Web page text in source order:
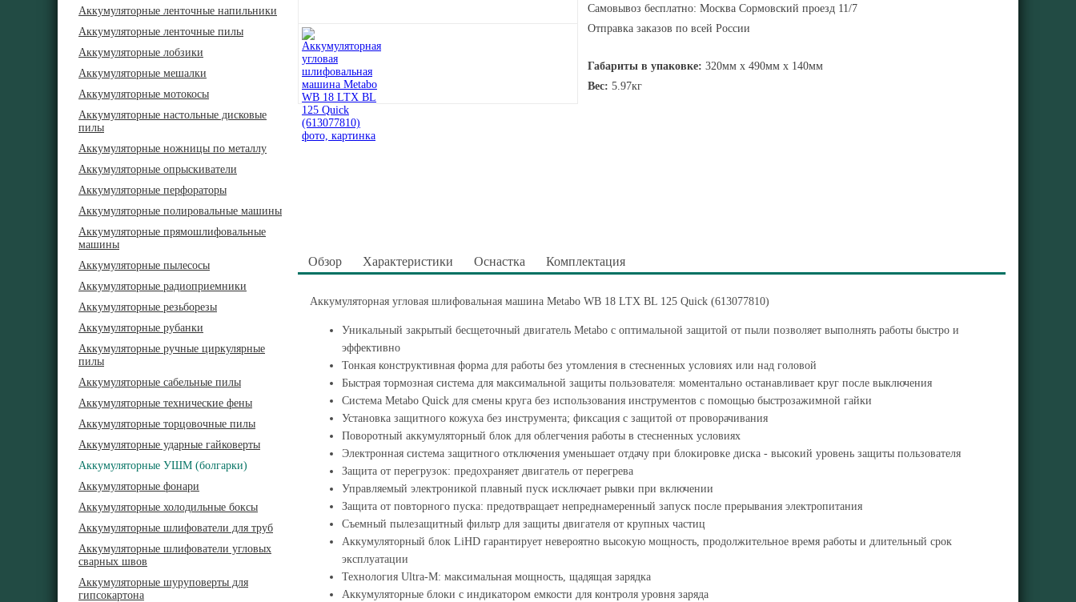
Аккумуляторные ленточные напильники
Аккумуляторные ленточные пилы
Аккумуляторные лобзики
Аккумуляторные мешалки
Аккумуляторные мотокосы
Аккумуляторные настольные дисковые
пилы
Аккумуляторные ножницы по металлу
Аккумуляторные опрыскиватели
Аккумуляторные перфораторы
Аккумуляторные полировальные машины
Аккумуляторные прямошлифовальные
машины
Аккумуляторные пылесосы
Аккумуляторные радиоприемники
Аккумуляторные резьборезы
Аккумуляторные рубанки
Аккумуляторные ручные циркулярные
пилы
Аккумуляторные сабельные пилы
Аккумуляторные технические фены
Аккумуляторные торцовочные пилы
Аккумуляторные ударные гайковерты
Аккумуляторные УШМ (болгарки)
Аккумуляторные фонари
Аккумуляторные холодильные боксы
Аккумуляторные шлифователи для труб
Аккумуляторные шлифователи угловых
сварных швов
Аккумуляторные шуруповерты для
гипсокартона
Самовывоз бесплатно: Москва Сормовский проезд 11/7
Отправка заказов по всей России
Габариты в упаковке: 320мм x 490мм x 140мм
Вес: 5.97кг
Обзор Характеристики Оснастка Комплектация
Аккумуляторная угловая шлифовальная машина Metabo WB 18 LTX BL 125 Quick (613077810)
Уникальный закрытый бесщеточный двигатель Metabo с оптимальной защитой от пыли позволяет выполнять работы быстро и
эффективно
Тонкая конструктивная форма для работы без утомления в стесненных условиях или над головой
Быстрая тормозная система для максимальной защиты пользователя: моментально останавливает круг после выключения
Система Metabo Quick для смены круга без использования инструментов с помощью быстрозажимной гайки
Установка защитного кожуха без инструмента; фиксация с защитой от проворачивания
Поворотный аккумуляторный блок для облегчения работы в стесненных условиях
Электронная система защитного отключения уменьшает отдачу при блокировке диска - высокий уровень защиты пользователя
Защита от перегрузок: предохраняет двигатель от перегрева
Управляемый электроникой плавный пуск исключает рывки при включении
Защита от повторного пуска: предотвращает непреднамеренный запуск после прерывания электропитания
Съемный пылезащитный фильтр для защиты двигателя от крупных частиц
Аккумуляторный блок LiHD гарантирует невероятно высокую мощность, продолжительное время работы и длительный срок
эксплуатации
Технология Ultra-M: максимальная мощность, щадящая зарядка
Аккумуляторные блоки с индикатором емкости для контроля уровня заряда